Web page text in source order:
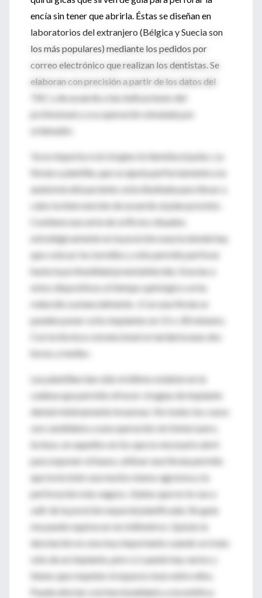
encía sin tener que abrirla. Éstas se diseñan en
laboratorios del extranjero (Bélgica y Suecia son
los más populares) mediante los pedidos por
correo electrónico que realizan los dentistas. Se
elaboran con precisión a partir de los datos del
TAC y de acuerdo a las indicaciones del
profesional y a su operación simulada por
ordenador.
Ya no importa si al cirujano le tiembla el pulso. La
férula o plantilla, que se ajusta perfectamente a la
anatomía del paciente, está diseñada para llevar a
cabo la intervención de acuerdo al plan previsto.
Contiene una serie de orificios situados
estratégicamente en la posición exacta donde hay
que colocar los tornillos y sólo permite perforar
hasta la profundidad preestablecida. Gracias a
estos dispositivos el tiempo quirúrgico se ha
reducido sustancialmente. «Con una férula se
pueden poner ocho implantes en 15 o 30 minutos.
Con la técnica convencional se tardaría unas dos
horas y media».
Las plantillas han sido el último eslabón en la
cadena que permite ofrecer cirugías de implante
dental mínimamente invasivas. No todos los casos
son candidatos a una operación sin bisturí pero,
incluso, en aquellos en los que es necesario abrir
para exponer el hueso, utilizar una férula permite
que la incisión sea mucho menos agresiva y la
perforación más segura. «Sabes que no te vas a
salir de la posición espacial planificada. Sin guía
me puedo equivocar en milímetros. Quizás la
desviación no sea muy importante cuando se trata
sólo de un implante, pero sí cuando hay varios y
tienes que respetar el espacio óseo entre ellos.
Puede afectar a la funcionalidad y a la estética